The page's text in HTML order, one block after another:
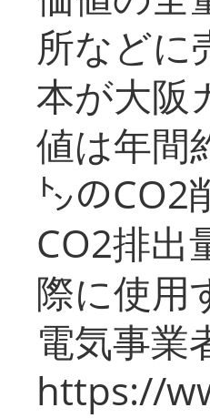
所などに
本が大阪
値は年間
㌧の
CO2排出
際に使用
電気事業
https://